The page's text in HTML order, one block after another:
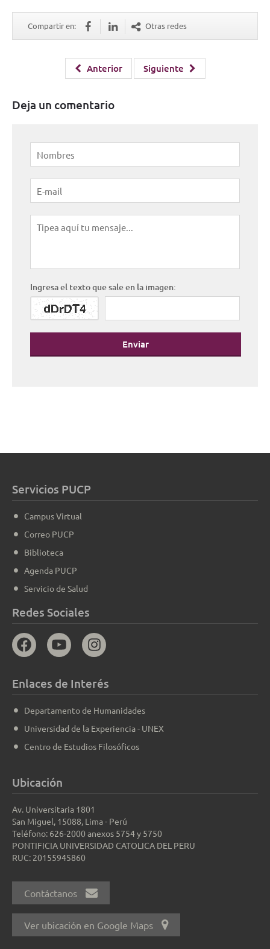
Compartir en: Otras redes
Anterior Siguiente
Deja un comentario
Ingresa el texto que sale en la imagen:
Enviar
Servicios PUCP
Campus Virtual
Correo PUCP
Biblioteca
Agenda PUCP
Servicio de Salud
Redes Sociales
Enlaces de Interés
Departamento de Humanidades
Universidad de la Experiencia - UNEX
Centro de Estudios Filosóficos
Ubicación
Av. Universitaria 1801
San Miguel, 15088, Lima - Perú
Teléfono: 626-2000 anexos 5754 y 5750
PONTIFICIA UNIVERSIDAD CATOLICA DEL PERU
RUC: 20155945860
Contáctanos
Ver ubicación en Google Maps